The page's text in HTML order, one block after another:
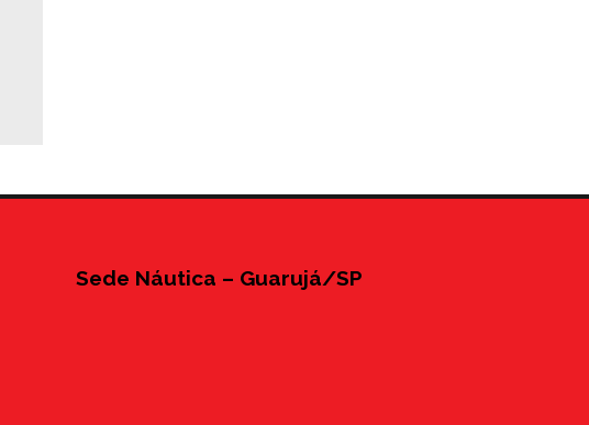
Sede Náutica – Guarujá/SP